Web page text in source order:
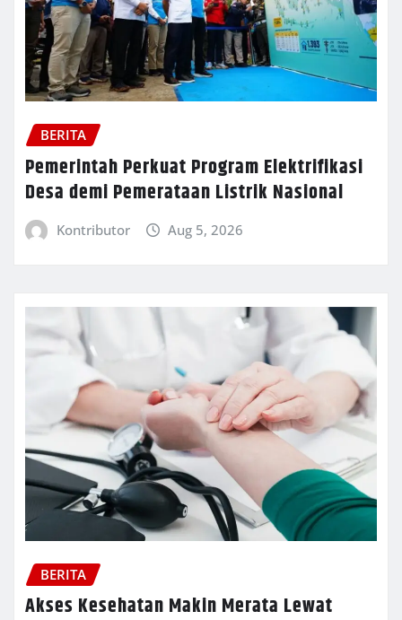
BERITA
Pemerintah Perkuat Program Elektrifikasi
Desa demi Pemerataan Listrik Nasional
Kontributor Aug 5, 2026
BERITA
Akses Kesehatan Makin Merata Lewat